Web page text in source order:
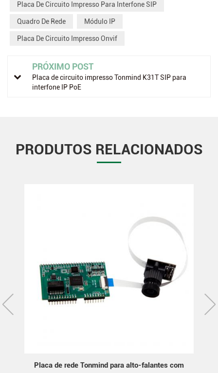
Placa De Circuito Impresso Para Interfone SIP
Quadro De Rede Módulo IP
Placa De Circuito Impresso Onvif
PRÓXIMO POST
Placa de circuito impresso Tonmind K31T SIP para
interfone IP PoE
PRODUTOS RELACIONADOS
Placa PCB SIP tonmind para telefone de porta de